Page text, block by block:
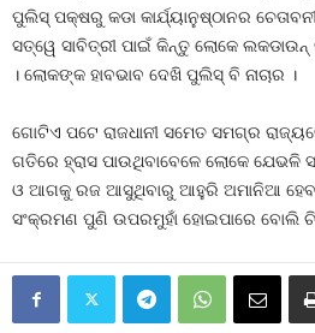
ପୁଲିସ୍‍ ପକ୍ଷରୁ କଡା କାର୍ଯ୍ୟାନୁଷ୍ଠାନର
ସତ୍ୱେ ସାବିତ୍ରୀ ପାଇଁ କିନ୍ତୁ ଲୋକେ ଲକଡାଉନ୍‍
। ଲୋକଙ୍କ ହାବଭାବ ଦେଖି ପୁଲିସ୍‍ ବି ନାଚାର ।
ଗୋଟିଏ ପଟେ ରାଜଧାନୀ ସମେତ ସମଗ୍ର
ଗତିରେ ହ୍ରାସ ପାଉଥିବାବେଳେ ଲୋକେ ଯେଭଳି
ଓ ଆଗକୁ ରଜ ଆସୁଥିବାରୁ ଆହୁରି ଅମାନିଆ ହେବାର
ସଂକ୍ରମଣ ପୁଣି ଉପରମୁହାଁ ହୋଇପାରେ ବୋଲି